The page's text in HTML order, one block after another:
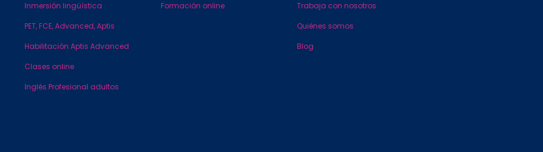
Inmersión lingüística
PET, FCE, Advanced, Aptis
Habilitación Aptis Advanced
Clases online
Inglés Profesional adultos
Formación online
Trabaja con nosotros
Quiénes somos
Blog